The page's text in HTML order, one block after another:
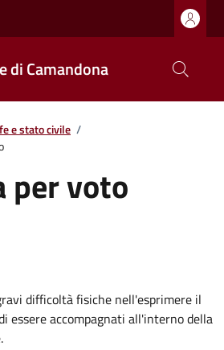
di Camandona
e stato civile /
per voto
difficoltà fisiche nell'esprimere il
essere accompagnati all'interno della